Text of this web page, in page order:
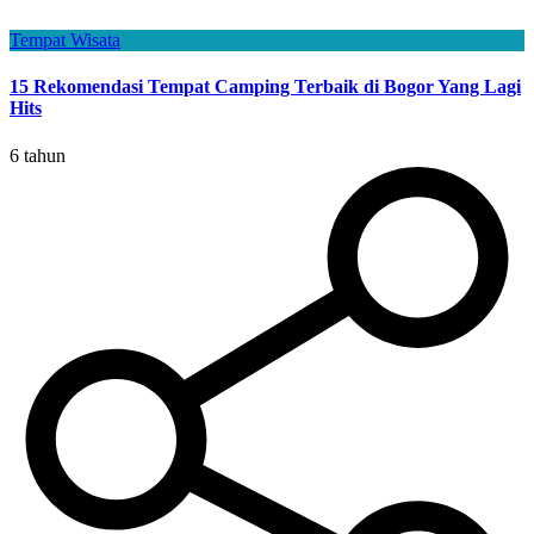
Tempat Wisata
15 Rekomendasi Tempat Camping Terbaik di Bogor Yang Lagi
Hits
6 tahun